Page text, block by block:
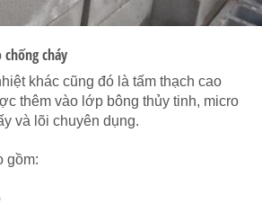
cháy
khác cũng đó là tấm thạch cao
thêm vào lớp bông thủy tinh, micro
và lõi chuyên dụng.
gồm: